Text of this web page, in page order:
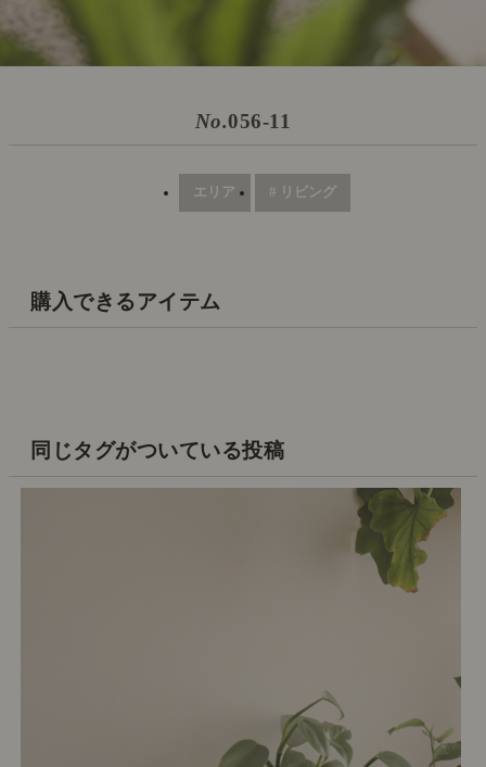
No.056-11
エリア # リビング
購入できるアイテム
同じタグがついている投稿